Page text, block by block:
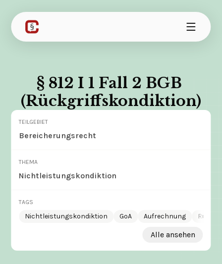
§ 812 I 1 Fall 2 BGB
(Rückgriffskondiktion)
TEILGEBIET
Bereicherungsrecht
THEMA
Nichtleistungskondiktion
TAGS
Nichtleistungskondiktion GoA Aufrechnung
Alle ansehen